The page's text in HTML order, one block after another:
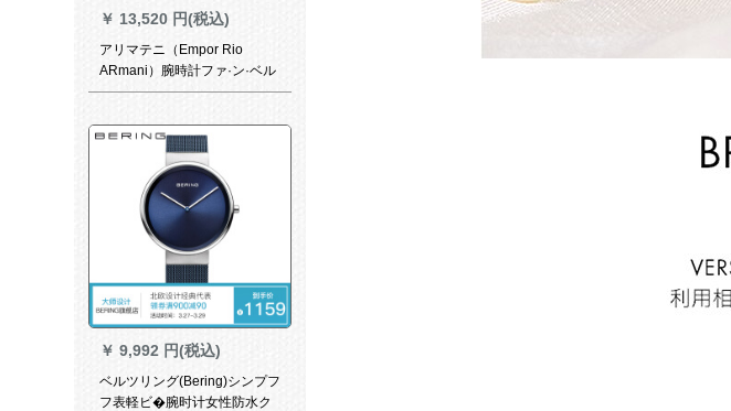
￥ 13,520 円(税込)
アリマテニ（Empor Rio
ARmani）腕時計ファ·ン·ベル
ロ·ズ腕時計ARS 11
￥ 9,992 円(税込)
ベルツリング(Bering)シンプフ
フ表軽ビ�腕时计女性防水ク